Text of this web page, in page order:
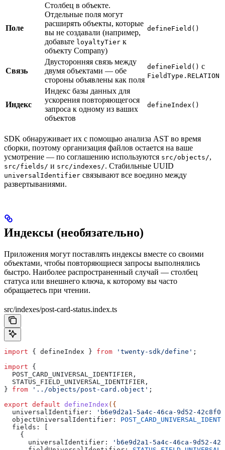
Поле
Столбец в объекте.
Отдельные поля могут
расширять объекты, которые
вы не создавали (например,
добавьте loyaltyTier к
объекту Company)
defineField()
Связь
Двусторонняя связь между
двумя объектами — обе
стороны объявлены как поля
defineField() с
FieldType.RELATION
Индекс
Индекс базы данных для
ускорения повторяющегося
запроса к одному из ваших
объектов
defineIndex()
SDK обнаруживает их с помощью анализа AST во время
сборки, поэтому организация файлов остается на ваше
усмотрение — по соглашению используются src/objects/,
src/fields/ и src/indexes/. Стабильные UUID
universalIdentifier связывают все воедино между
развертываниями.
Индексы (необязательно)
Приложения могут поставлять индексы вместе со своими
объектами, чтобы повторяющиеся запросы выполнялись
быстро. Наиболее распространенный случай — столбец
статуса или внешнего ключа, к которому вы часто
обращаетесь при чтении.
src/indexes/post-card-status.index.ts
import { defineIndex } from 'twenty-sdk/define' ;
import {
  POST_CARD_UNIVERSAL_IDENTIFIER
,
  STATUS_FIELD_UNIVERSAL_IDENTIFIER
,
} from '../objects/post-card.object' ;
export default defineIndex ({
  universalIdentifier:
'b6e9d2a1-5a4c-46ca-9d52-
  objectUniversalIdentifier:
  fields:
    {
      universalIdentifier:
'b6e9d2a1-5a4c-46ca-9d52-